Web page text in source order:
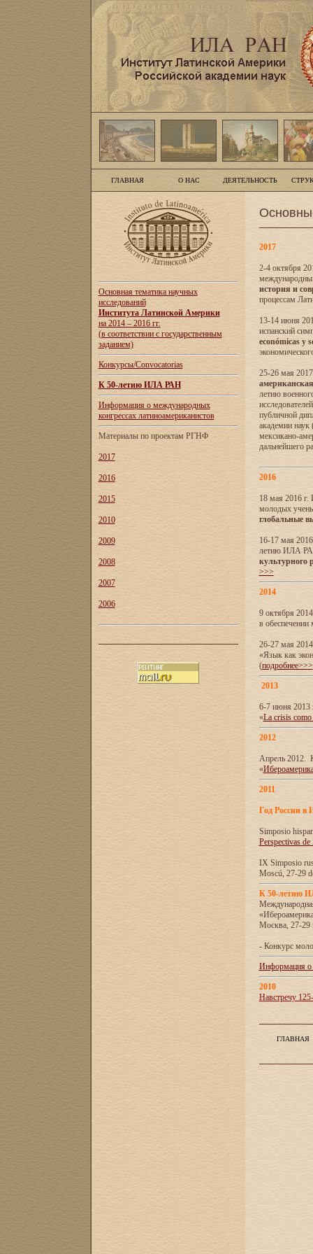
ГЛАВНАЯ О НАС ДЕЯТЕЛЬНОСТЬ
Основная тематика научных
исследований
Института Латинской Америки
на 2014 – 2016 гг.
(в соответствии с государственным
заданием)
Конкурсы/Convocatorias
К 50-летию ИЛА РАН
Информация о международных
конгрессах латиноамериканистов
Материалы по проектам РГНФ
2017
2016
2015
2010
2009
2008
2007
2006
2017
2-4 октября
история и
процессам
13-14 июня
испанский
económicas y
25-26 мая
летию
публичной
академии
мексикано-
дальнейшего
2016
18 мая 2016 г.
молодых
глобальные
16-17 мая
летию ИЛА
культурного
>>>
2014
9 октября
в обеспечении
26-27 мая
«Язык как
(подробнее>>>
2013
6-7 июня 2013
«La crisis como
2012
Апрель 2012.
«
2011
Год России в
Simposio
Perspectivas
IX Simposio
Moscú, 27-29
К 50-летию
Москва, 27-29
- Конкурс
Информация о
2010
Навстречу
ГЛАВНАЯ